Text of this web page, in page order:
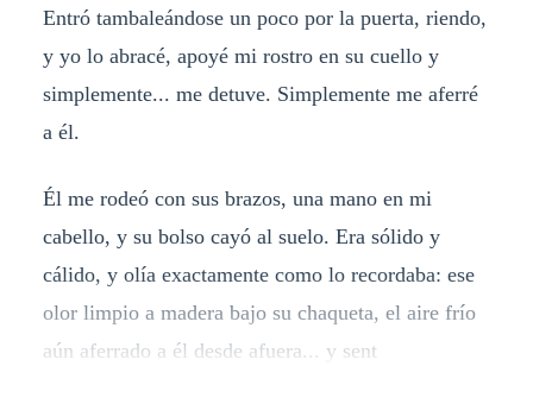
Entró tambaleándose un poco por la puerta, riendo,
y yo lo abracé, apoyé mi rostro en su cuello y
simplemente... me detuve. Simplemente me aferré
a él.
Él me rodeó con sus brazos, una mano en mi
cabello, y su bolso cayó al suelo. Era sólido y
cálido, y olía exactamente como lo recordaba: ese
olor limpio a madera bajo su chaqueta, el aire frío
aún aferrado a él desde afuera... y sent